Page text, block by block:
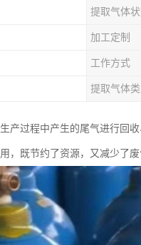
提取气体
加工定制
工作方式
提取气体
产过程中产生的尾气进行回
，既节约了资源，又减少了